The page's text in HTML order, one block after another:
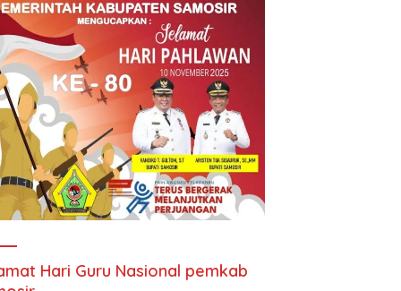
Hari Guru Nasional pemkab